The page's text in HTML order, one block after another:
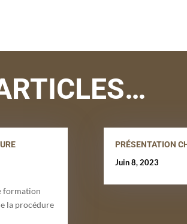
formation
la procédure
PRÉSENTATION
Juin 8, 2023